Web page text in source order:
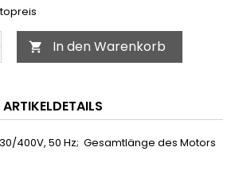
 In den Warenkorb
ARTIKELDETAILS
400V, 50 Hz; Gesamtlänge des Motors